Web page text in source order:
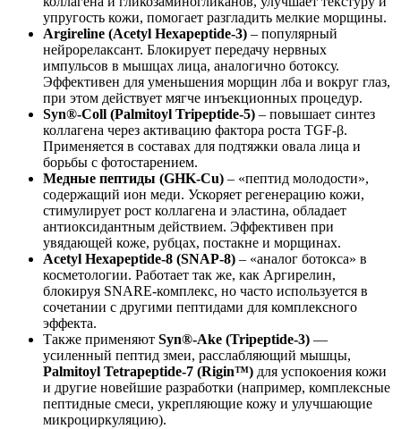
упругость кожи, помогает разгладить мелкие морщины.
Argireline (Acetyl Hexapeptide-3) – популярный
нейрорелаксант. Блокирует передачу нервных
импульсов в мышцах лица, аналогично ботоксу.
Эффективен для уменьшения морщин лба и вокруг глаз,
при этом действует мягче инъекционных процедур.
Syn®-Coll (Palmitoyl Tripeptide-5) – повышает синтез
коллагена через активацию фактора роста TGF-β.
Применяется в составах для подтяжки овала лица и
борьбы с фотостарением.
Медные пептиды (GHK-Cu) – «пептид молодости»,
содержащий ион меди. Ускоряет регенерацию кожи,
стимулирует рост коллагена и эластина, обладает
антиоксидантным действием. Эффективен при
увядающей коже, рубцах, постакне и морщинах.
Acetyl Hexapeptide-8 (SNAP-8) – «аналог ботокса» в
косметологии. Работает так же, как Аргирелин,
блокируя SNARE-комплекс, но часто используется в
сочетании с другими пептидами для комплексного
эффекта.
Также применяют Syn®-Ake (Tripeptide-3) —
усиленный пептид змеи, расслабляющий мышцы,
Palmitoyl Tetrapeptide-7 (Rigin™) для успокоения кожи
и другие новейшие разработки (например, комплексные
пептидные смеси, укрепляющие кожу и улучшающие
микроциркуляцию).